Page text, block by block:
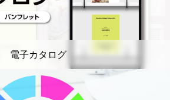
電子カタログ